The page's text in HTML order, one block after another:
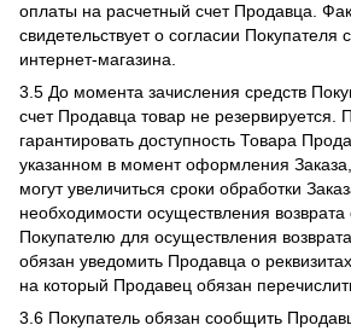
оплаты на расчетный счет Продавца.
свидетельствует о согласии Покупателя
интернет-магазина.
3.5 До момента зачисления средств
счет Продавца товар не резервируется.
гарантировать доступность Товара
указанном в момент оформления Заказа,
могут увеличиться сроки обработки
необходимости осуществления
Покупателю для осуществления
обязан уведомить Продавца о реквизитах
на который Продавец обязан
3.6 Покупатель обязан сообщить